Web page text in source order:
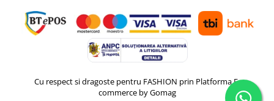
Cu respect si dragoste pentru FASHION prin Platforma E-
commerce by Gomag